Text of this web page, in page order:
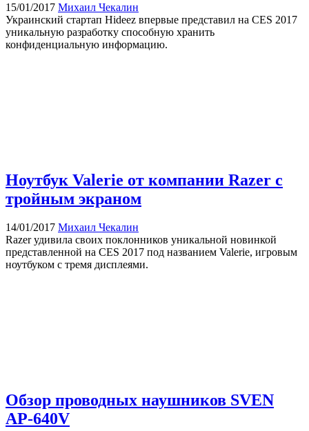
15/01/2017 Михаил Чекалин
Украинский стартап Hideez впервые представил на CES 2017
уникальную разработку способную хранить
конфиденциальную информацию.
Ноутбук Valerie от компании Razer с
тройным экраном
14/01/2017 Михаил Чекалин
Razer удивила своих поклонников уникальной новинкой
представленной на CES 2017 под названием Valerie, игровым
ноутбуком с тремя дисплеями.
Обзор проводных наушников SVEN
AP-640V